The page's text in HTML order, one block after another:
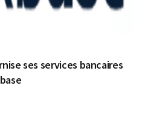
ses services bancaires